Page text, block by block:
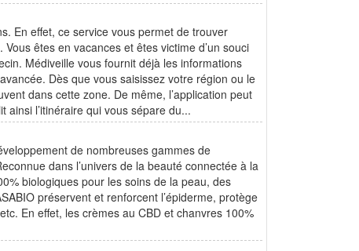
En effet, ce service vous permet de trouver
êtes en vacances et êtes victime d’un souci
Médiveille vous fournit déjà les informations
Dès que vous saisissez votre région ou le
dans cette zone. De même, l’application peut
l’itinéraire qui vous sépare du...
de nombreuses gammes de
dans l’univers de la beauté connectée à la
biologiques pour les soins de la peau, des
préservent et renforcent l’épiderme, protège
En effet, les crèmes au CBD et chanvres 100%